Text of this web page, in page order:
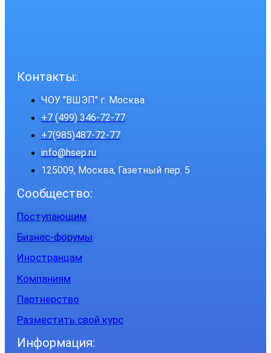
Контакты:
ЧОУ "ВШЭП" г. Москва
+7 (499) 346-72-77
+7(985)487-72-77
info@hsep.ru
125009, Москва, Газетный пер. 5
Сообщество:
Поступающим
Бизнес-форумы
Иностранцам
Компаниям
Партнерство
Разместить свой курс
Информация: